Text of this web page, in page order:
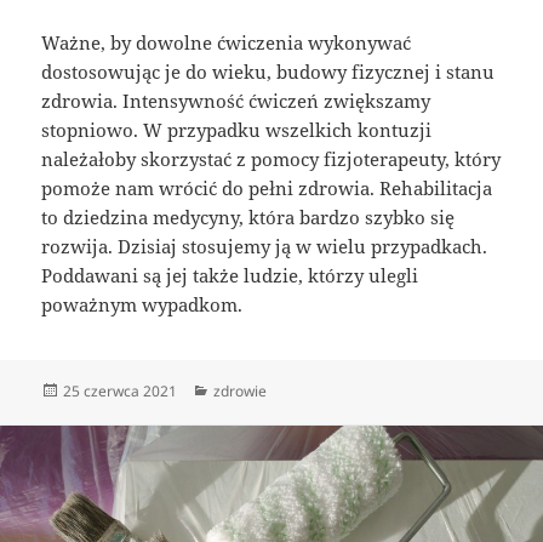
Ważne, by dowolne ćwiczenia wykonywać
dostosowując je do wieku, budowy fizycznej i stanu
zdrowia. Intensywność ćwiczeń zwiększamy
stopniowo. W przypadku wszelkich kontuzji
należałoby skorzystać z pomocy fizjoterapeuty, który
pomoże nam wrócić do pełni zdrowia. Rehabilitacja
to dziedzina medycyny, która bardzo szybko się
rozwija. Dzisiaj stosujemy ją w wielu przypadkach.
Poddawani są jej także ludzie, którzy ulegli
poważnym wypadkom.
Data
25 czerwca 2021 Kategorie
zdrowie